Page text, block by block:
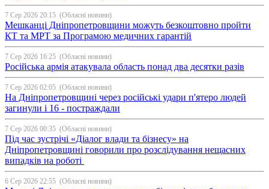
7 Сер 2026 20:15 (Обласні новини)
Мешканці Дніпропетровщини можуть безкоштовно пройти
КТ та МРТ за Програмою медичних гарантій
7 Сер 2026 16:25 (Обласні новини)
Російська армія атакувала область понад два десятки разів
7 Сер 2026 02:05 (Обласні новини)
На Дніпропетровщині через російські удари п'ятеро людей
загинули і 16 - постраждали
7 Сер 2026 00:35 (Обласні новини)
Під час зустрічі «Діалог влади та бізнесу» на
Дніпропетровщині говорили про розслідування нещасних
випадків на роботі
6 Сер 2026 22:55 (Обласні новини)